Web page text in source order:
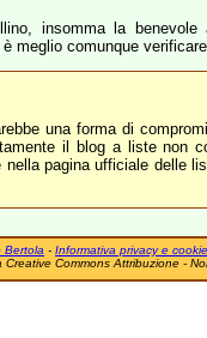
insomma la
meglio comunque
una forma di
il blog a liste non
nella pagina ufficiale delle
Bertola - Informativa privacy e cookie
Commons Attribuzione -